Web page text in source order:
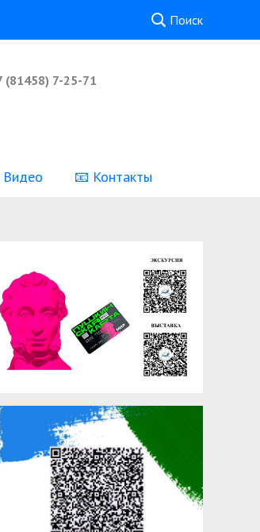
Поиск
(81458) 7-25-71
Видео 📧 Контакты